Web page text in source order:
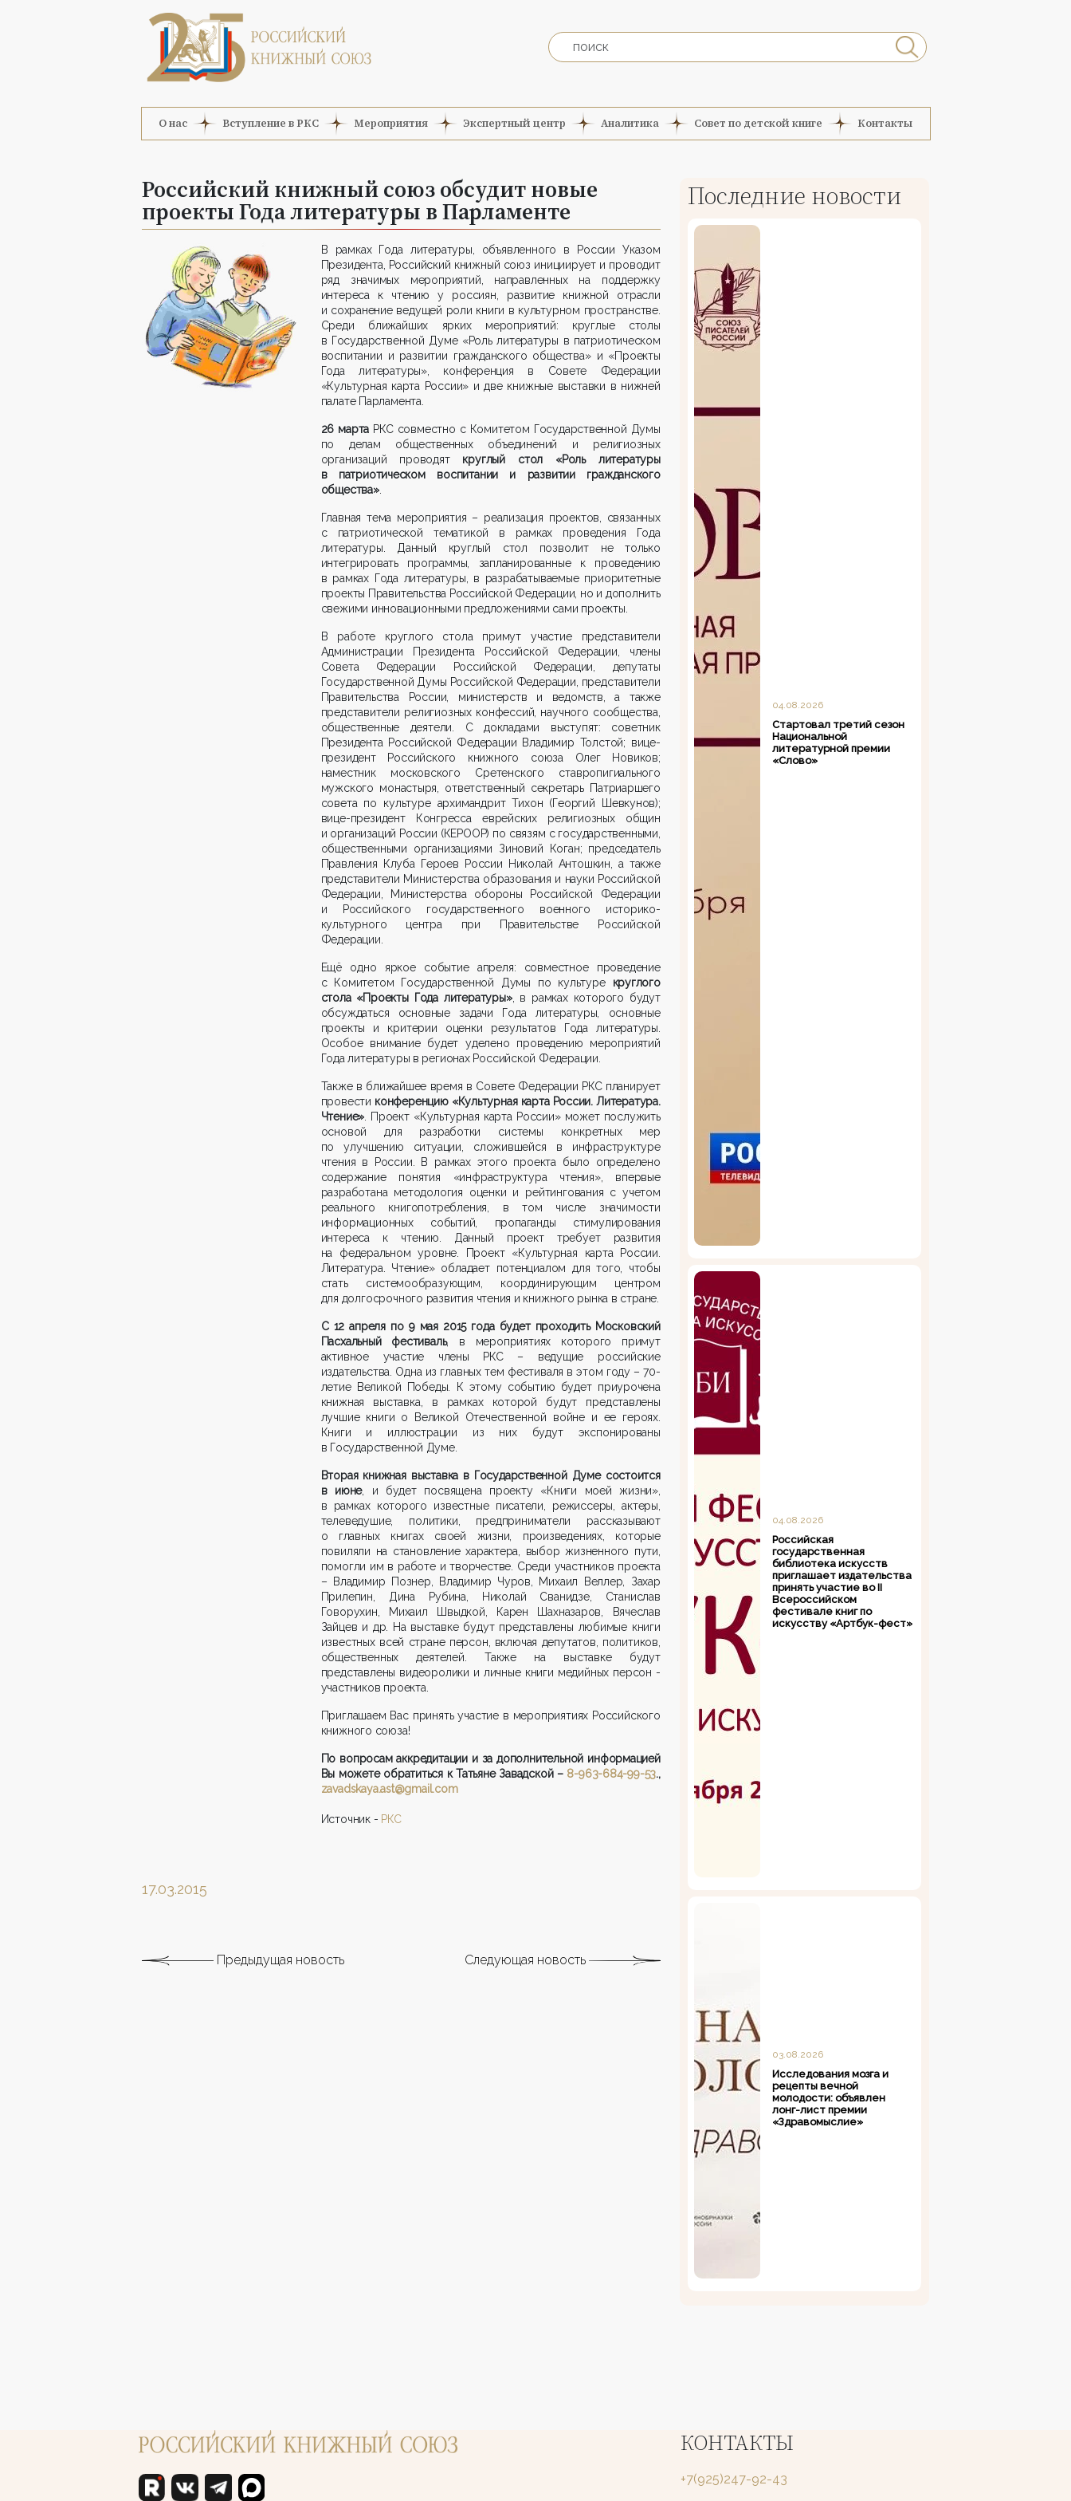
О нас Вступление в РКС Мероприятия Экспертный центр Аналитика Совет по детской книге Контакты
Российский книжный союз обсудит новые
проекты Года литературы в Парламенте
В рамках Года литературы, объявленного в России Указом
Президента, Российский книжный союз инициирует и проводит
ряд значимых мероприятий, направленных на поддержку
интереса к чтению у россиян, развитие книжной отрасли
и сохранение ведущей роли книги в культурном пространстве.
Среди ближайших ярких мероприятий: круглые столы
в Государственной Думе «Роль литературы в патриотическом
воспитании и развитии гражданского общества» и «Проекты
Года литературы», конференция в Совете Федерации
«Культурная карта России» и две книжные выставки в нижней
палате Парламента.
26 марта РКС совместно с Комитетом Государственной Думы
по делам общественных объединений и религиозных
организаций проводят круглый стол «Роль литературы
в патриотическом воспитании и развитии гражданского
общества».
Главная тема мероприятия – реализация проектов, связанных
с патриотической тематикой в рамках проведения Года
литературы. Данный круглый стол позволит не только
интегрировать программы, запланированные к проведению
в рамках Года литературы, в разрабатываемые приоритетные
проекты Правительства Российской Федерации, но и дополнить
свежими инновационными предложениями сами проекты.
В работе круглого стола примут участие представители
Администрации Президента Российской Федерации, члены
Совета Федерации Российской Федерации, депутаты
Государственной Думы Российской Федерации, представители
Правительства России, министерств и ведомств, а также
представители религиозных конфессий, научного сообщества,
общественные деятели. С докладами выступят: советник
Президента Российской Федерации Владимир Толстой; вице-
президент Российского книжного союза Олег Новиков;
наместник московского Сретенского ставропигиального
мужского монастыря, ответственный секретарь Патриаршего
совета по культуре архимандрит Тихон (Георгий Шевкунов);
вице-президент Конгресса еврейских религиозных общин
и организаций России (КЕРООР) по связям с государственными,
общественными организациями Зиновий Коган; председатель
Правления Клуба Героев России Николай Антошкин, а также
представители Министерства образования и науки Российской
Федерации, Министерства обороны Российской Федерации
и Российского государственного военного историко-
культурного центра при Правительстве Российской
Федерации.
Ещё одно яркое событие апреля: совместное проведение
с Комитетом Государственной Думы по культуре круглого
стола «Проекты Года литературы», в рамках которого будут
обсуждаться основные задачи Года литературы, основные
проекты и критерии оценки результатов Года литературы.
Особое внимание будет уделено проведению мероприятий
Года литературы в регионах Российской Федерации.
Также в ближайшее время в Совете Федерации РКС планирует
провести конференцию «Культурная карта России. Литература.
Чтение» . Проект «Культурная карта России» может послужить
основой для разработки системы конкретных мер
по улучшению ситуации, сложившейся в инфраструктуре
чтения в России. В рамках этого проекта было определено
содержание понятия «инфраструктура чтения», впервые
разработана методология оценки и рейтингования с учетом
реального книгопотребления, в том числе значимости
информационных событий, пропаганды стимулирования
интереса к чтению. Данный проект требует развития
на федеральном уровне. Проект «Культурная карта России.
Литература. Чтение» обладает потенциалом для того, чтобы
стать системообразующим, координирующим центром
для долгосрочного развития чтения и книжного рынка в стране.
С 12 апреля по 9 мая 2015 года будет проходить Московский
Пасхальный фестиваль, в мероприятиях которого примут
активное участие члены РКС – ведущие российские
издательства. Одна из главных тем фестиваля в этом году – 70-
летие Великой Победы. К этому событию будет приурочена
книжная выставка, в рамках которой будут представлены
лучшие книги о Великой Отечественной войне и ее героях.
Книги и иллюстрации из них будут экспонированы
в Государственной Думе.
Вторая книжная выставка в Государственной Думе состоится
в июне, и будет посвящена проекту «Книги моей жизни»,
в рамках которого известные писатели, режиссеры, актеры,
телеведушие, политики, предприниматели рассказывают
о главных книгах своей жизни, произведениях, которые
повиляли на становление характера, выбор жизненного пути,
помогли им в работе и творчестве. Среди участников проекта
– Владимир Познер, Владимир Чуров, Михаил Веллер, Захар
Прилепин, Дина Рубина, Николай Сванидзе, Станислав
Говорухин, Михаил Швыдкой, Карен Шахназаров, Вячеслав
Зайцев и др. На выставке будут представлены любимые книги
известных всей стране персон, включая депутатов, политиков,
общественных деятелей. Также на выставке будут
представлены видеоролики и личные книги медийных персон -
участников проекта.
Приглашаем Вас принять участие в мероприятиях Российского
книжного союза!
По вопросам аккредитации и за дополнительной информацией
Вы можете обратиться к Татьяне Завадской –8-963-684-99-53.,
zavadskaya.ast@gmail.com
Источник - РКС
17.03.2015
Предыдущая новость Следующая новость
Последние новости
04.08.2026
Стартовал третий сезон
Национальной
литературной премии
«Слово»
04.08.2026
Российская
государственная
библиотека искусств
приглашает издательства
принять участие во II
Всероссийском
фестивале книг по
искусству «Артбук-фест»
03.08.2026
Исследования мозга и
рецепты вечной
молодости: объявлен
лонг-лист премии
«Здравомыслие»
КОНТАКТЫ
+7(925)247-92-43